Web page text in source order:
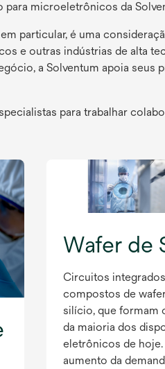
microeletrônicos da
particular, é uma
e outras indústrias de alta
a Solventum apoia
para trabalhar
Wafer de
Circuitos
compostos de
silício, que formam
da maioria dos
eletrônicos de
aumento da